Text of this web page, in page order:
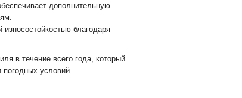
дополнительную
благодаря
в течение всего года, который
условий.